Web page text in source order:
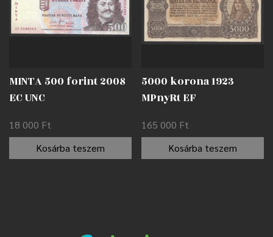
MINTA 500 forint 2008
EC UNC
18 000 Ft
Kosárba teszem
5000 korona 1923
MPnyRt EF
165 000 Ft
Kosárba teszem